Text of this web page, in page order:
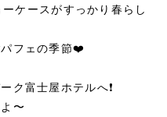
ケースがすっかり春らし
フェの季節❤️
ク富士屋ホテルへ❗
〜